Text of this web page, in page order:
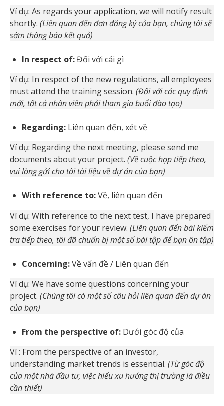
Ví dụ: As regards your application, we will notify result
shortly. (Liên quan đến đơn đăng ký của bạn, chúng tôi sẽ
sớm thông báo kết quả)
In respect of:Đối với cái gì
Ví dụ: In respect of the new regulations, all employees
must attend the training session. (Đối với các quy định
mới, tất cả nhân viên phải tham gia buổi đào tạo)
Regarding: Liên quan đến, xét về
Ví dụ: Regarding the next meeting, please send me
documents about your project. (Về cuộc họp tiếp theo,
vui lòng gửi cho tôi tài liệu về dự án của bạn)
With reference to:Về, liên quan đến
Ví dụ: With reference to the next test, I have prepared
some exercises for your review. (Liên quan đến bài kiểm
tra tiếp theo, tôi đã chuẩn bị một số bài tập để bạn ôn tập)
Concerning:Về vấn đề / Liên quan đến
Ví dụ: We have some questions concerning your
project. (Chúng tôi có một số câu hỏi liên quan đến dự án
của bạn)
From the perspective of: Dưới góc độ của
Ví : From the perspective of an investor,
understanding market trends is essential. (Từ góc độ
của một nhà đầu tư, việc hiểu xu hướng thị trường là điều
cần thiết)